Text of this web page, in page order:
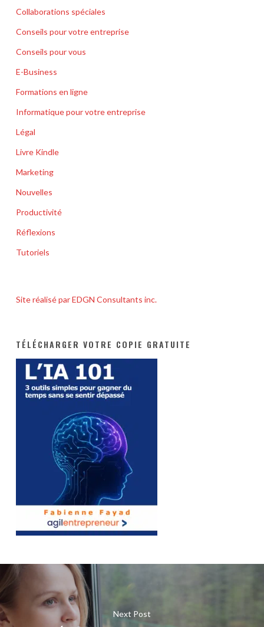
Collaborations spéciales
Conseils pour votre entreprise
Conseils pour vous
E-Business
Formations en ligne
Informatique pour votre entreprise
Légal
Livre Kindle
Marketing
Nouvelles
Productivité
Réflexions
Tutoriels
Site réalisé par EDGN Consultants inc.
TÉLÉCHARGER VOTRE COPIE GRATUITE
Next Post